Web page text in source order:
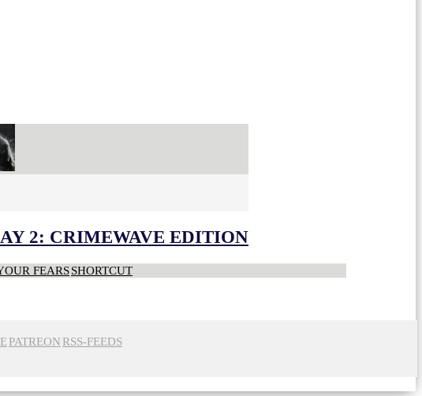
2: CRIMEWAVE EDITION
FEARSSHORTCUT
PATREON RSS-FEEDS